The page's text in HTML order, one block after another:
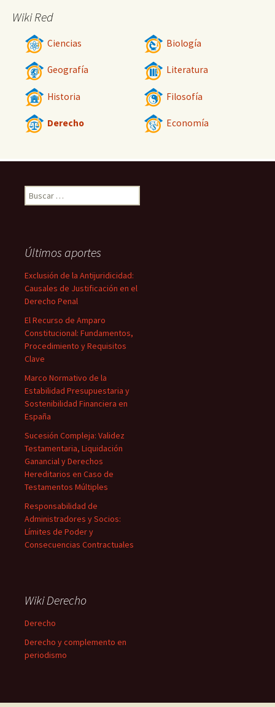
Wiki Red
Ciencias Biología
Geografía Literatura
Historia Filosofía
Derecho Economía
Buscar:
Últimos aportes
Exclusión de la Antijuridicidad:
Causales de Justificación en el
Derecho Penal
El Recurso de Amparo
Constitucional: Fundamentos,
Procedimiento y Requisitos
Clave
Marco Normativo de la
Estabilidad Presupuestaria y
Sostenibilidad Financiera en
España
Sucesión Compleja: Validez
Testamentaria, Liquidación
Ganancial y Derechos
Hereditarios en Caso de
Testamentos Múltiples
Responsabilidad de
Administradores y Socios:
Límites de Poder y
Consecuencias Contractuales
Wiki Derecho
Derecho
Derecho y complemento en
periodismo